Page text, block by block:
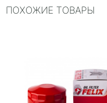
Страна изготовителя
ПОХОЖИЕ ТОВАРЫ